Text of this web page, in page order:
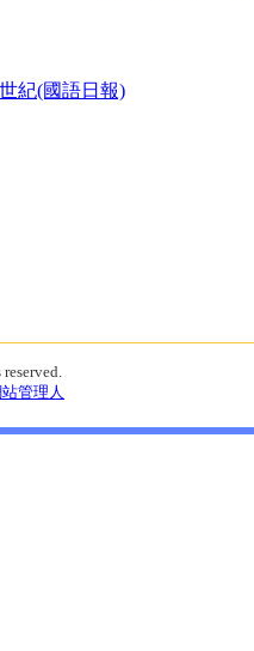
紀(國語日報)
管理人